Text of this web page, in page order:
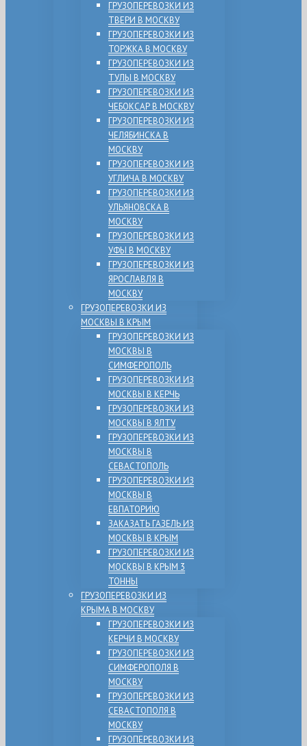
ГРУЗОПЕРЕВОЗКИ ИЗ
ТВЕРИ В МОСКВУ
ГРУЗОПЕРЕВОЗКИ ИЗ
ТОРЖКА В МОСКВУ
ГРУЗОПЕРЕВОЗКИ ИЗ
ТУЛЫ В МОСКВУ
ГРУЗОПЕРЕВОЗКИ ИЗ
ЧЕБОКСАР В МОСКВУ
ГРУЗОПЕРЕВОЗКИ ИЗ
ЧЕЛЯБИНСКА В
МОСКВУ
ГРУЗОПЕРЕВОЗКИ ИЗ
УГЛИЧА В МОСКВУ
ГРУЗОПЕРЕВОЗКИ ИЗ
УЛЬЯНОВСКА В
МОСКВУ
ГРУЗОПЕРЕВОЗКИ ИЗ
УФЫ В МОСКВУ
ГРУЗОПЕРЕВОЗКИ ИЗ
ЯРОСЛАВЛЯ В
МОСКВУ
ГРУЗОПЕРЕВОЗКИ ИЗ
МОСКВЫ В КРЫМ
ГРУЗОПЕРЕВОЗКИ ИЗ
МОСКВЫ В
СИМФЕРОПОЛЬ
ГРУЗОПЕРЕВОЗКИ ИЗ
МОСКВЫ В КЕРЧЬ
ГРУЗОПЕРЕВОЗКИ ИЗ
МОСКВЫ В ЯЛТУ
ГРУЗОПЕРЕВОЗКИ ИЗ
МОСКВЫ В
СЕВАСТОПОЛЬ
ГРУЗОПЕРЕВОЗКИ ИЗ
МОСКВЫ В
ЕВПАТОРИЮ
ЗАКАЗАТЬ ГАЗЕЛЬ ИЗ
МОСКВЫ В КРЫМ
ГРУЗОПЕРЕВОЗКИ ИЗ
МОСКВЫ В КРЫМ 3
ТОННЫ
ГРУЗОПЕРЕВОЗКИ ИЗ
КРЫМА В МОСКВУ
ГРУЗОПЕРЕВОЗКИ ИЗ
КЕРЧИ В МОСКВУ
ГРУЗОПЕРЕВОЗКИ ИЗ
СИМФЕРОПОЛЯ В
МОСКВУ
ГРУЗОПЕРЕВОЗКИ ИЗ
СЕВАСТОПОЛЯ В
МОСКВУ
ГРУЗОПЕРЕВОЗКИ ИЗ